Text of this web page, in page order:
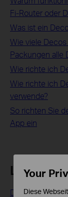
Fi-Router oder
Was ist ein
Wie viele
Packungen alle
Wie richte ich
Wie richte ich
verwende?
So richten Sie
App ein
Looking
Deco X55: The
Your
Diese